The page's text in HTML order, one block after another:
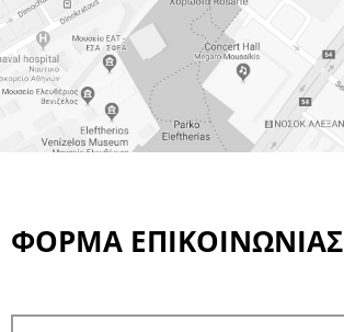
ΦΟΡΜΑ ΕΠΙΚΟΙΝΩΝΙΑΣ